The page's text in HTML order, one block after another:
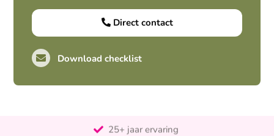
Direct contact
Download checklist
25+ jaar ervaring